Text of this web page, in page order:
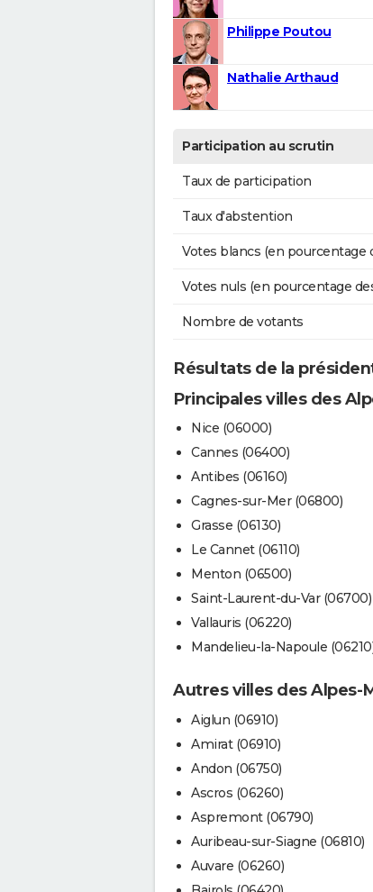
Philippe Poutou
Nathalie Arthaud
Participation au scrutin
Taux de participation
Taux d'abstention
Votes blancs (en pourcentage
Votes nuls (en pourcentage
Nombre de votants
Résultats de la
Principales villes des
Nice (06000)
Cannes (06400)
Antibes (06160)
Cagnes-sur-Mer (06800)
Grasse (06130)
Le Cannet (06110)
Menton (06500)
Saint-Laurent-du-Var (06700)
Vallauris (06220)
Mandelieu-la-Napoule
Autres villes des Alpes-
Aiglun (06910)
Amirat (06910)
Andon (06750)
Ascros (06260)
Aspremont (06790)
Auribeau-sur-Siagne (06810)
Auvare (06260)